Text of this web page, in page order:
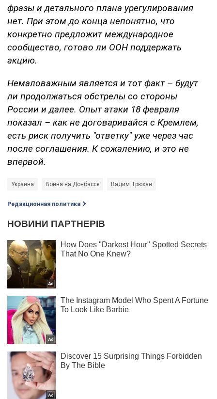
фразы и детального плана урегулирования
нет. При этом до конца непонятно, что
конкретно предложит международное
сообщество, готово ли ООН поддержать
акцию.
Немаловажным является и тот факт – будут
ли продолжаться обстрелы со стороны
России и далее. Опыт атаки 18 февраля
показал – как не договаривайся с Кремлем,
есть риск получить "ответку" уже через час
после соглашения. К сожалению, и это не
впервой.
Украина Война на Донбассе Вадим Трюхан
Редакционная политика